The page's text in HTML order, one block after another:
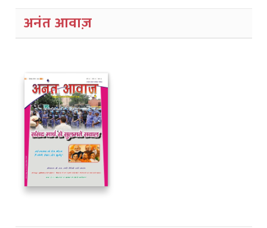
अनंत आवाज़